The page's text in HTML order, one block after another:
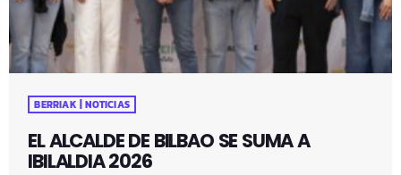
BERRIAK | NOTICIAS
EL ALCALDE DE BILBAO SE SUMA A
IBILALDIA 2026